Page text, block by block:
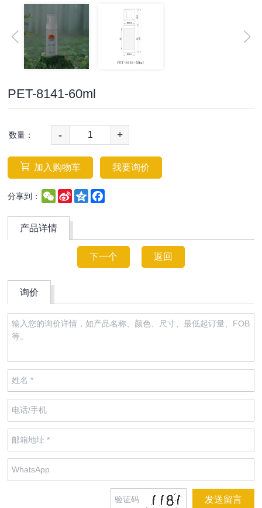
PET-8141-60ml
数量： - +
加入购物车 我要询价
分享到： WeChat
Sina
Weibo
Qzone
产品详情
下一个 返回
询价